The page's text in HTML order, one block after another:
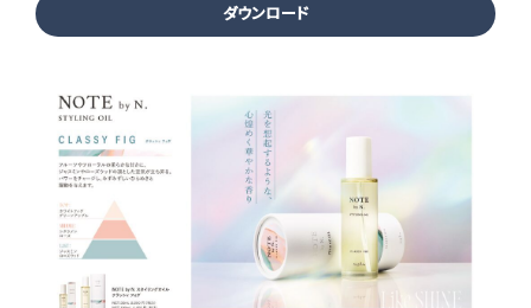
ダウンロード